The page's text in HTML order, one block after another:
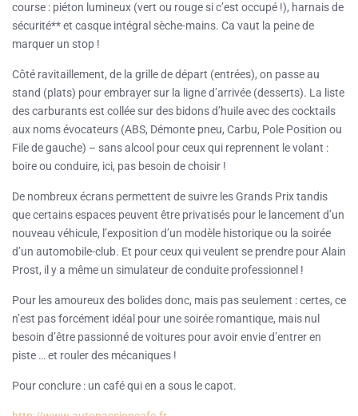
course : piéton lumineux (vert ou rouge si c’est occupé !), harnais de
sécurité** et casque intégral sèche-mains. Ca vaut la peine de
marquer un stop !
Côté ravitaillement, de la grille de départ (entrées), on passe au
stand (plats) pour embrayer sur la ligne d’arrivée (desserts). La liste
des carburants est collée sur des bidons d’huile avec des cocktails
aux noms évocateurs (ABS, Démonte pneu, Carbu, Pole Position ou
File de gauche) – sans alcool pour ceux qui reprennent le volant :
boire ou conduire, ici, pas besoin de choisir !
De nombreux écrans permettent de suivre les Grands Prix tandis
que certains espaces peuvent être privatisés pour le lancement d’un
nouveau véhicule, l’exposition d’un modèle historique ou la soirée
d’un automobile-club. Et pour ceux qui veulent se prendre pour Alain
Prost, il y a même un simulateur de conduite professionnel !
Pour les amoureux des bolides donc, mais pas seulement : certes, ce
n’est pas forcément idéal pour une soirée romantique, mais nul
besoin d’être passionné de voitures pour avoir envie d’entrer en
piste … et rouler des mécaniques !
Pour conclure : un café qui en a sous le capot.